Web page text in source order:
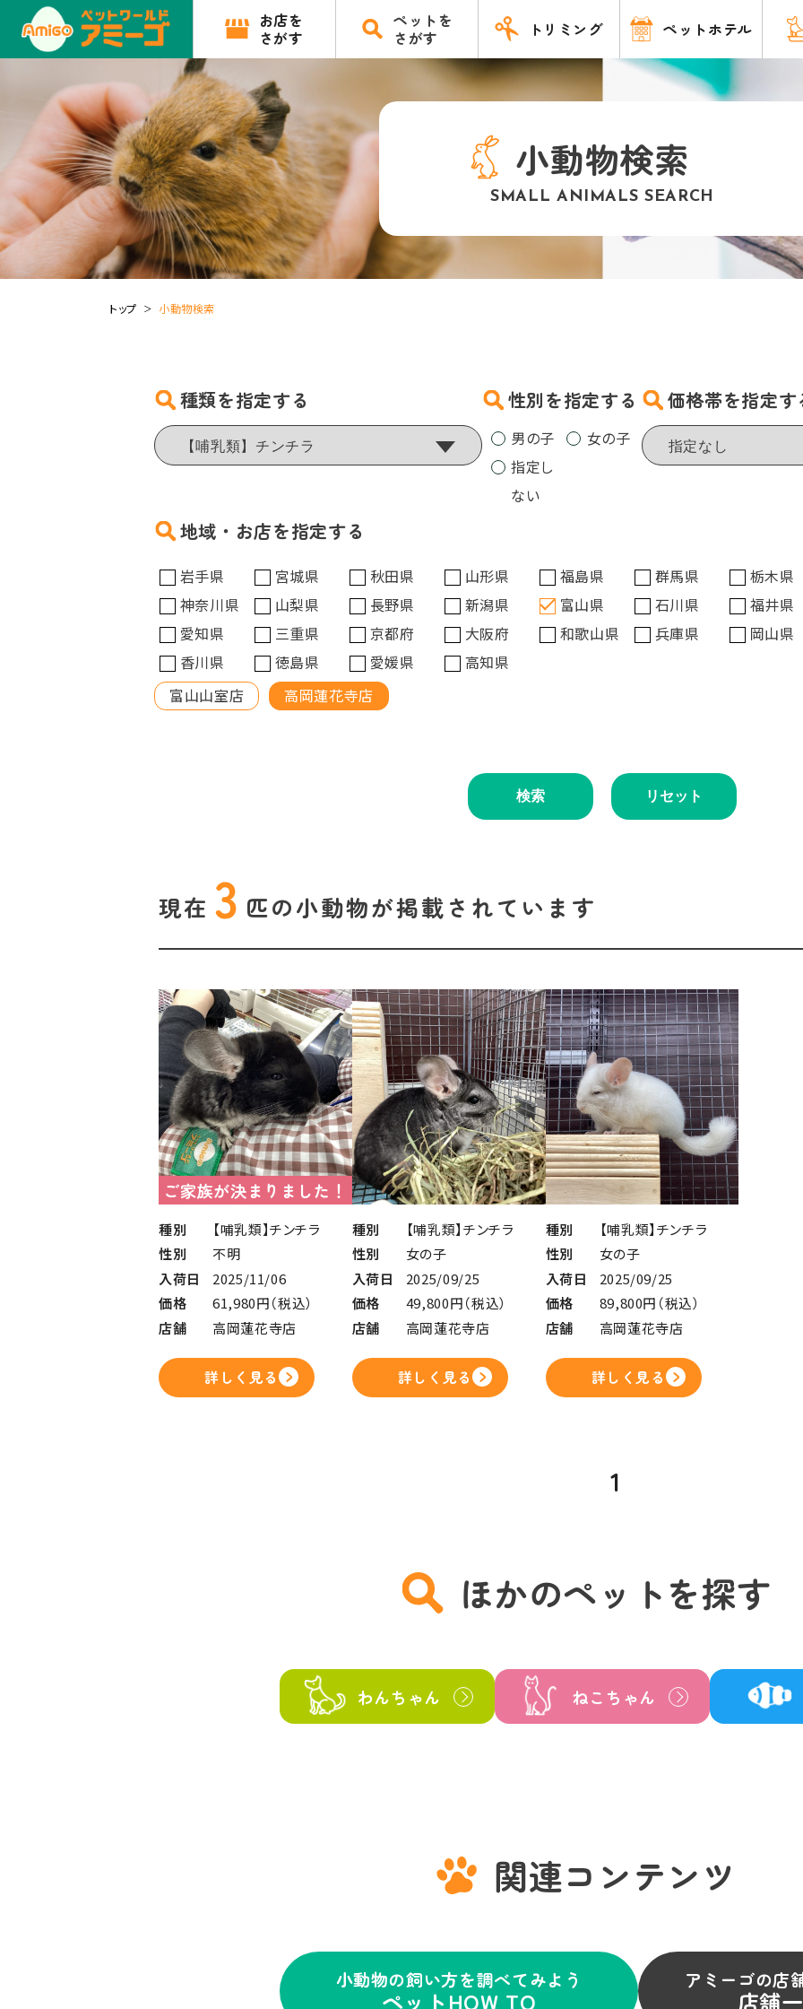
お店を
さがす
ペットを
さがす
トリミング ペットホテル
小動物検索
SMALL ANIMALS SEARCH
トップ 小動物検索
種類を指定する 性別を指定する
男の子
女の子
指定し
ない
価格帯を指定す
地域・お店を指定する
岩手県 宮城県 秋田県 山形県 福島県 群馬県
栃木県
神奈川県
山梨県 長野県 新潟県 富山県 石川県
福井県
愛知県
三重県 京都府 大阪府 和歌山県 兵庫県
岡山県
香川県
徳島県 愛媛県
高知県
富山山室店
高岡蓮花寺店
検索 リセット
現在 3 匹の小動物が掲載されています
ご家族が決まりました！
種別
【哺乳類】チンチラ
性別
不明
入荷日
2025/11/06
価格
61,980円（税込）
店舗
高岡蓮花寺店
詳しく見る
種別
【哺乳類】チンチラ
性別
女の子
入荷日
2025/09/25
価格
49,800円（税込）
店舗
高岡蓮花寺店
詳しく見る
種別
【哺乳類】チンチラ
性別
女の子
入荷日
2025/09/25
価格
89,800円（税込）
店舗
高岡蓮花寺店
詳しく見る
1
ほかのペットを探す
わんちゃん ねこちゃん
関連コンテンツ
小動物の飼い方を調べてみよう
ペットHOW TO
アミーゴの店
店舗